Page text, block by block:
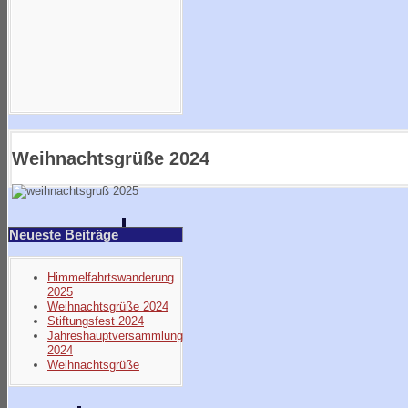
Weihnachtsgrüße 2024
Neueste Beiträge
Himmelfahrtswanderung
2025
Weihnachtsgrüße 2024
Stiftungsfest 2024
Jahreshauptversammlung
2024
Weihnachtsgrüße